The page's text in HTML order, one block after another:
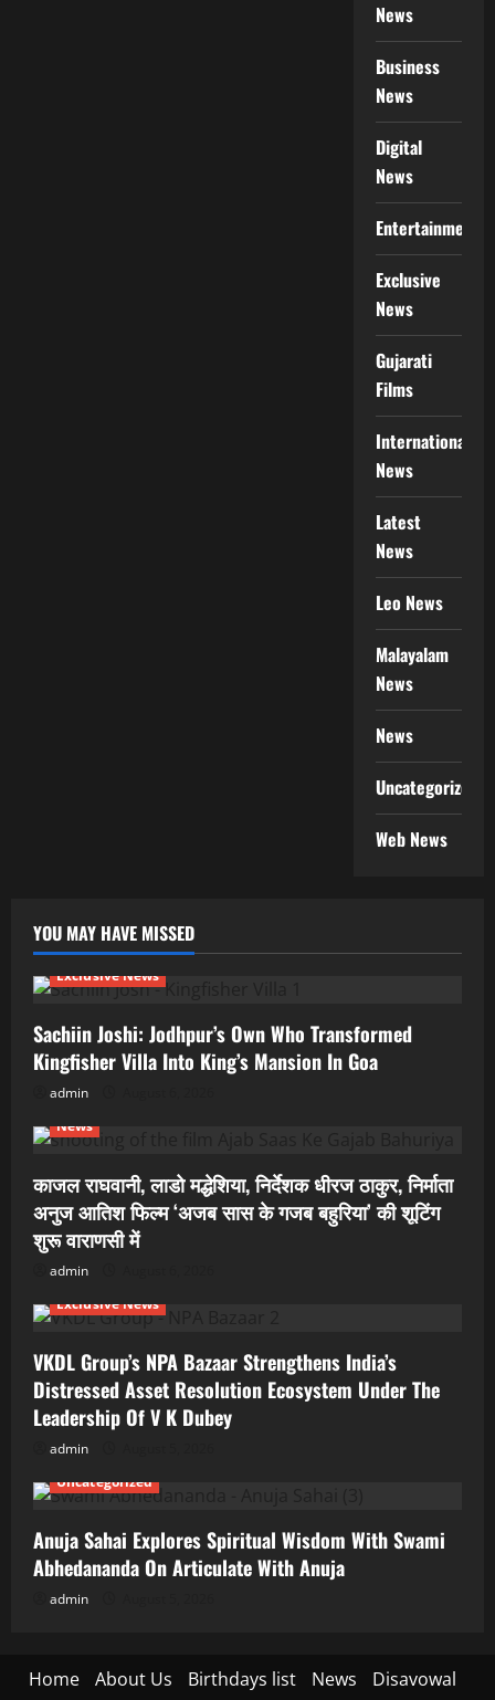
News
Business
News
Digital
News
Entertainment
Exclusive
News
Gujarati
Films
International
News
Latest
News
Leo News
Malayalam
News
News
Uncategorized
Web News
YOU MAY HAVE MISSED
Exclusive News
Sachiin Joshi: Jodhpur’s Own Who Transformed
Kingfisher Villa Into King’s Mansion In Goa
admin
News
काजल राघवानी, लाडो मद्धेशिया, निर्देशक धीरज ठाकुर, निर्माता
अनुज आतिश फिल्म ‘अजब सास के गजब बहुरिया’ की शूटिंग
शुरू वाराणसी में
admin
Exclusive News
VKDL Group’s NPA Bazaar Strengthens India’s
Distressed Asset Resolution Ecosystem Under The
Leadership Of V K Dubey
admin
Uncategorized
Anuja Sahai Explores Spiritual Wisdom With Swami
Abhedananda On Articulate With Anuja
admin
Home About Us Birthdays list News
Disavowal